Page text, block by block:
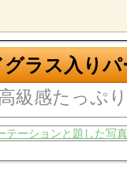
ラス入り
級感たっぷ